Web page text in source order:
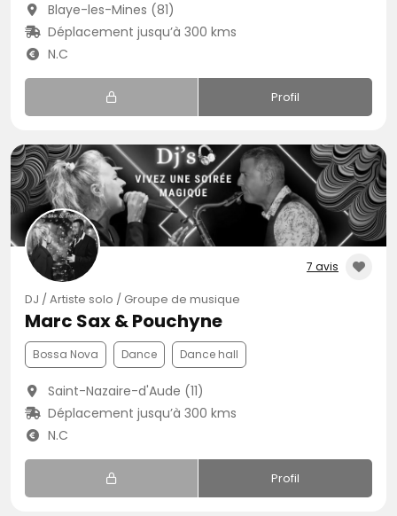
Blaye-les-Mines (81)
Déplacement jusqu’à 300 kms
N.C
Profil
7 avis
DJ / Artiste solo / Groupe de musique
Marc Sax & Pouchyne
Bossa Nova Dance Dance hall
Saint-Nazaire-d'Aude (11)
Déplacement jusqu’à 300 kms
N.C
Profil